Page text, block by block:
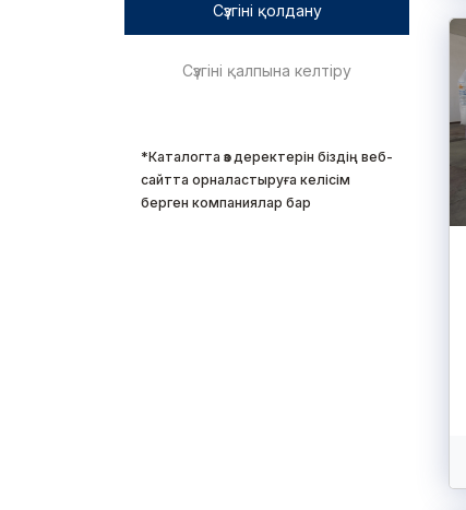
*Каталогта өз деректерін біздің веб-
сайтта орналастыруға келісім
берген компаниялар бар